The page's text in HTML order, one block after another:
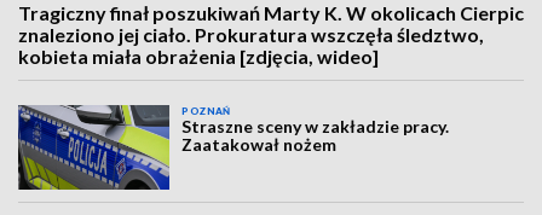
Tragiczny finał poszukiwań Marty K. W okolicach Cierpic
znaleziono jej ciało. Prokuratura wszczęła śledztwo,
kobieta miała obrażenia [zdjęcia, wideo]
POZNAŃ
Straszne sceny w zakładzie pracy.
Zaatakował nożem